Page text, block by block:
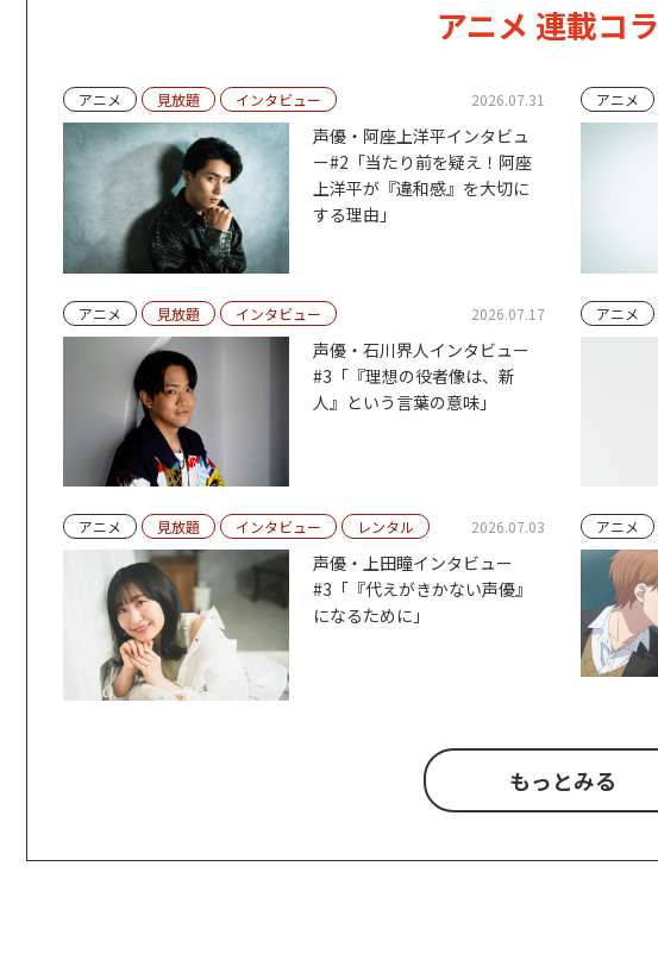
アニメ 連載コ
アニメ 見放題 インタビュー 2026.07.31
声優・阿座上洋平インタビュ
ー#2「当たり前を疑え！阿座
上洋平が『違和感』を大切に
する理由」
アニメ
アニメ 見放題 インタビュー 2026.07.17
声優・石川界人インタビュー
#3「『理想の役者像は、新
人』という言葉の意味」
アニメ
アニメ 見放題 インタビュー レンタル 2026.07.03
声優・上田瞳インタビュー
#3「『代えがきかない声優』
になるために」
アニメ
もっとみる